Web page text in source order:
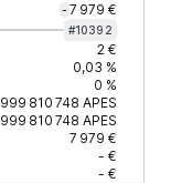
- 7 979 €
#10392
2 €
0,03 %
0 %
999 810 748 APES
999 810 748 APES
7 979 €
- €
- €